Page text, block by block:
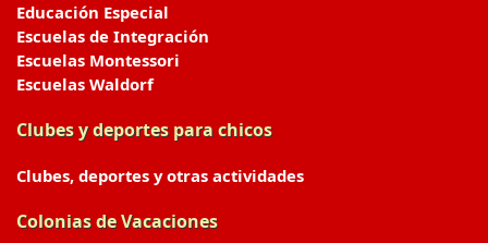
Educación Especial
Escuelas de Integración
Escuelas Montessori
Escuelas Waldorf
Clubes y deportes para chicos
Clubes, deportes y otras actividades
Colonias de Vacaciones